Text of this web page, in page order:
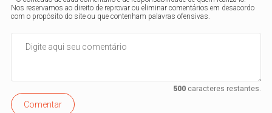
Nos reservamos ao direito de reprovar ou eliminar comentários em desacordo
com o propósito do site ou que contenham palavras ofensivas.
500caracteres restantes.
Comentar